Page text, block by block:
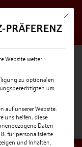
Mit
PRÄFERENZ
Website weiter
zu optionalen
um
auf unserer Website.
uns helfen, diese
Daten
für personalisierte
und Inhalten.